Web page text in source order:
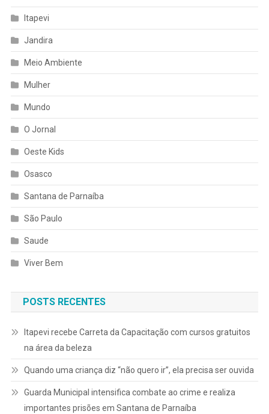
Itapevi
Jandira
Meio Ambiente
Mulher
Mundo
O Jornal
Oeste Kids
Osasco
Santana de Parnaíba
São Paulo
Saude
Viver Bem
POSTS RECENTES
Itapevi recebe Carreta da Capacitação com cursos gratuitos
na área da beleza
Quando uma criança diz “não quero ir”, ela precisa ser ouvida
Guarda Municipal intensifica combate ao crime e realiza
importantes prisões em Santana de Parnaíba